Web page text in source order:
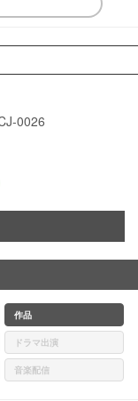
0026
作品
ドラマ出演
音楽配信